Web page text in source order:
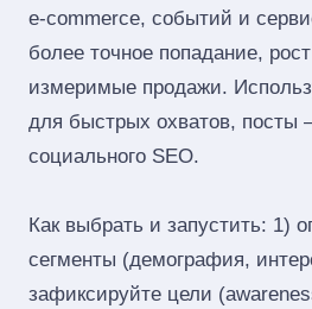
e‑commerce, событий и
более точное попадание,
измеримые продажи.
для быстрых охватов, посты
социального SEO.
Как выбрать и запустить: 1)
сегменты (демография,
зафиксируйте цели